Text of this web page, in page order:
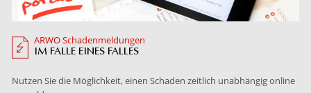
UPDATE – INFORMATION FÜR UNSERE GESCHÄFTSPARTNER: WIR
SIND WIEDER ERREICHBAR!
Am 16. Sep­tem­ber 2023 kam es zu ei­nem Cy­ber-An­griff auf die...
…lesen
ARWO Schadenmeldungen
IM FALLE EINES FALLES
Nutzen Sie die Möglichkeit, einen Schaden zeitlich unabhängig online